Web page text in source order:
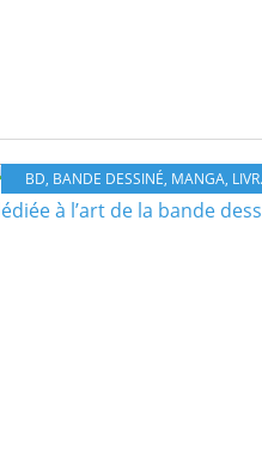
BD, BANDE DESSINÉ, MANGA, LIVRES